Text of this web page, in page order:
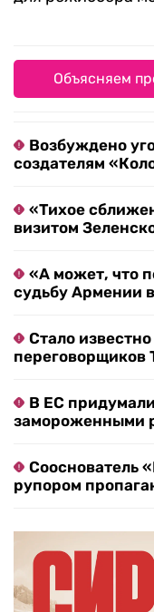
Объясняем
Возбуждено
создателям
«Тихое
визитом
«А может, что
судьбу Армении
Стало
переговорщиков
В ЕС
замороженными
Сооснователь
рупором